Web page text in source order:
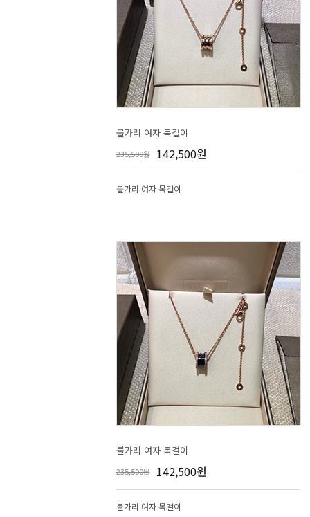
불가리 여자 목걸이
235,500원 142,500원
불가리 여자 목걸이
불가리 여자 목걸이
235,500원 142,500원
불가리 여자 목걸이